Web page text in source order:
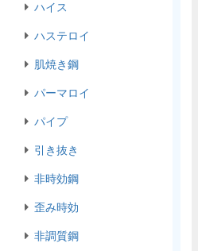
ハイス
ハステロイ
肌焼き鋼
パーマロイ
パイプ
引き抜き
非時効鋼
歪み時効
非調質鋼